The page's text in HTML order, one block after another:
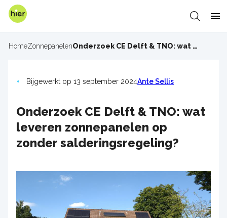
Overslaan
Zoeken
Kruimelpad
HomeZonnepanelen Onderzoek CE Delft & TNO: wat leveren zonnepanelen op zonder salderingsregeling?
Bijgewerkt op 13 september 2024Ante Sellis
Onderzoek CE Delft & TNO: wat
leveren zonnepanelen op
zonder salderingsregeling?